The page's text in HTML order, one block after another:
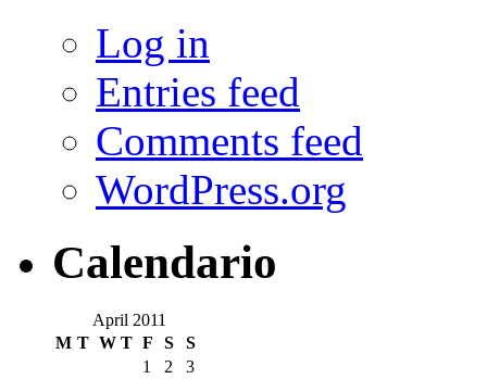
Log in
Entries feed
Comments feed
WordPress.org
Calendario
April 2011
M T W T F S
S
1
2
3